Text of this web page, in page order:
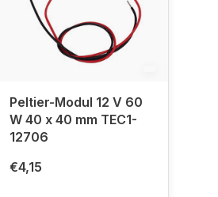
Peltier-Modul 12 V 60
W 40 x 40 mm TEC1-
12706
€4,15